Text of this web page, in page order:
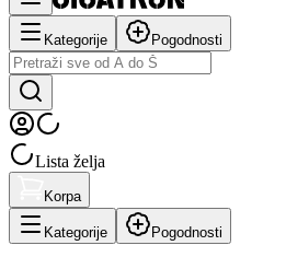
Kategorije Pogodnosti
Lista želja
Korpa
Kategorije Pogodnosti